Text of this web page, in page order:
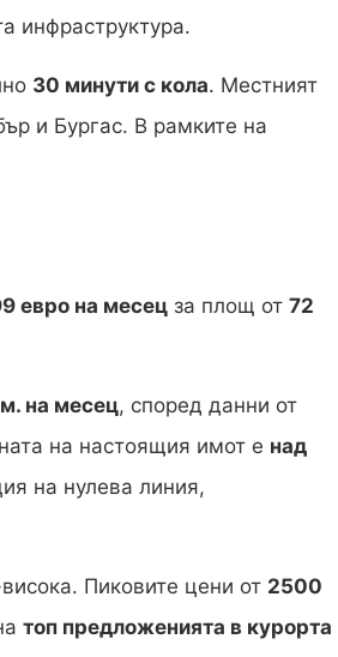
инфраструктура.
30 минути с кола. Местният
и Бургас. В рамките на
евро на месец за площ от 72
на месец, според данни от
на настоящия имот е над
на нулева линия,
Пиковите цени от 2500
топ предложенията в курорта